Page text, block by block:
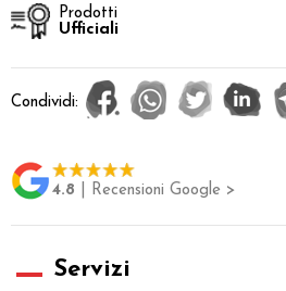
Prodotti
Ufficiali
Condividi:
4.8 | Recensioni Google >
Servizi